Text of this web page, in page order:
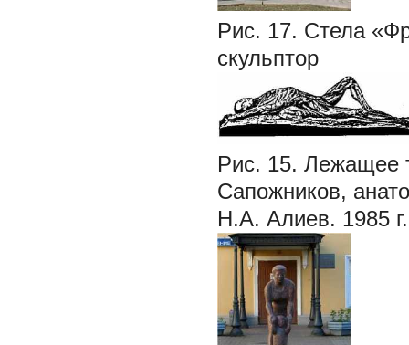
Рис. 17. Стела
скульптор
Рис. 15. Лежащее
Сапожников,
Н.А. Алиев. 1985 г.